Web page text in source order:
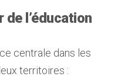
de l’éducation
centrale dans les
territoires :